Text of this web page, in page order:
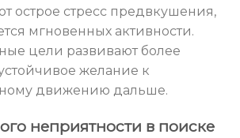
острое стресс предвкушения,
мгновенных активности.
цели развивают более
желание к
движению дальше.
неприятности в поиске